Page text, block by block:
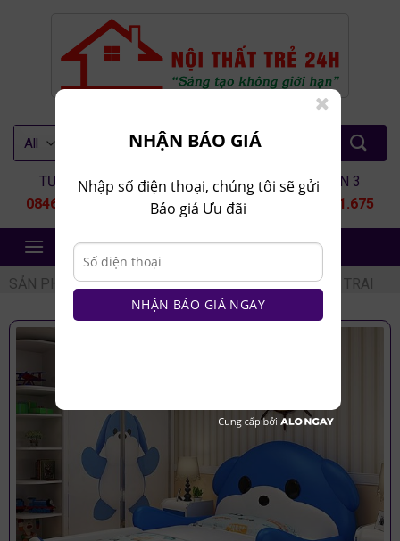
TƯ VẤN 1
0846.80.9999
TƯ VẤN 2
0935.435.286
TƯ VẤN 3
0964.651.675
NỘI THẤT TRẺ 24H
SẢN PHẨM / NỘI THẤT TRẺ EM / PHÒNG NGỦ BÉ TRAI
NHẬN BÁO GIÁ
Nhập số điện thoại, chúng tôi sẽ gửi
Báo giá Ưu đãi
NHẬN BÁO GIÁ NGAY